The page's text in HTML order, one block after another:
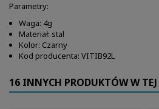
Parametry:
Waga: 4g
Materiał: stal
Kolor: Czarny
Kod producenta: VITIB92L
16 INNYCH PRODUKTÓW W